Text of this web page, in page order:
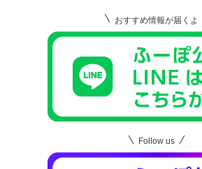
おすすめ情報が届くよ
Follow us